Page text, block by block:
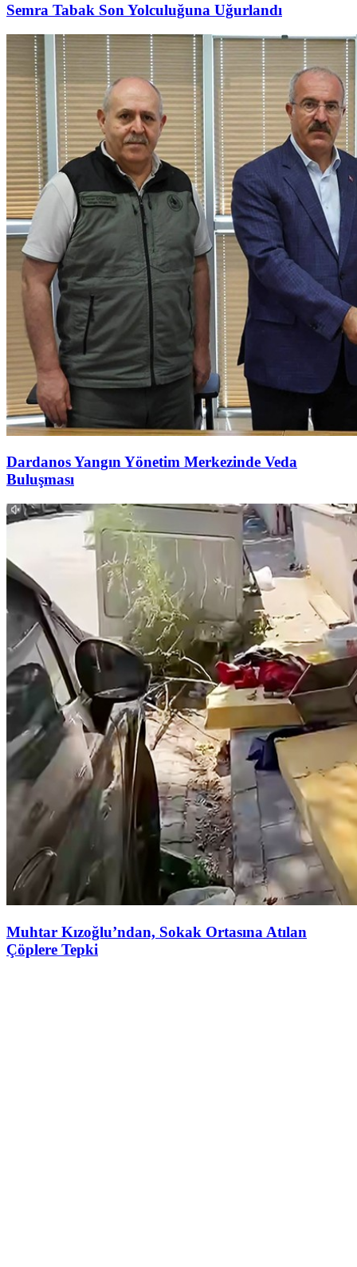
Semra Tabak Son Yolculuğuna Uğurlandı
Dardanos Yangın Yönetim Merkezinde Veda
Buluşması
Muhtar Kızoğlu’ndan, Sokak Ortasına Atılan
Çöplere Tepki